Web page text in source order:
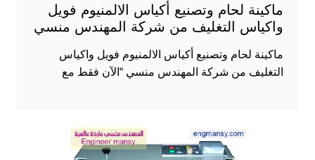
ماكينة لحام وتصنيع أكياس الالمنيوم فويل
واكياس التغليف من شركة المهندس منسي
ماكينة لحام وتصنيع أكياس الالمنيوم فويل واكياس
التغليف من شركة المهندس منسي “الآن فقط مع